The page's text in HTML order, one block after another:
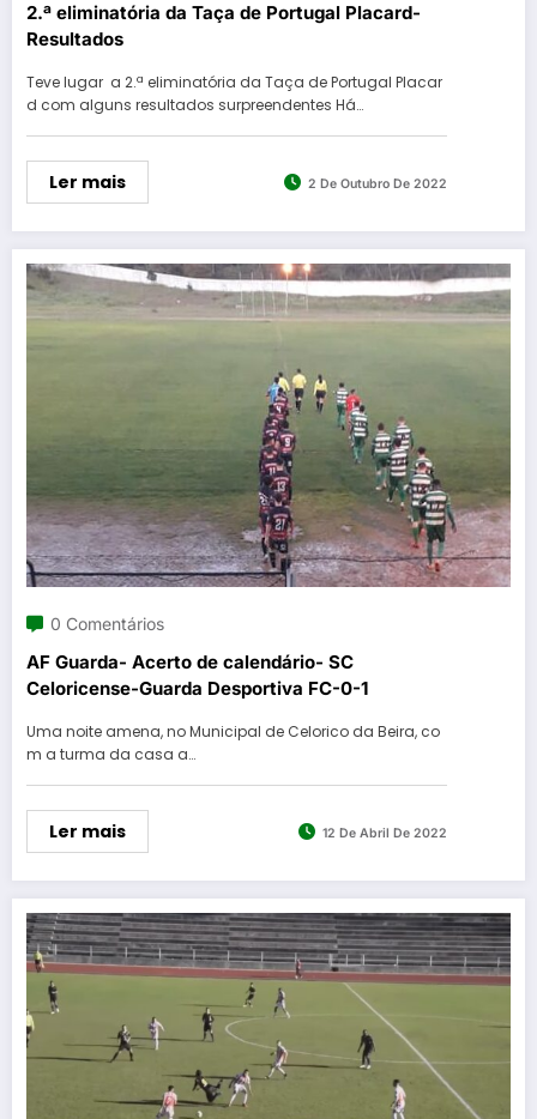
2.ª eliminatória da Taça de Portugal Placard-
Resultados
Teve lugar a 2.ª eliminatória da Taça de Portugal Placar
d com alguns resultados surpreendentes Há…
Ler mais 2 De Outubro De 2022
0 Comentários
AF Guarda- Acerto de calendário- SC
Celoricense-Guarda Desportiva FC-0-1
Uma noite amena, no Municipal de Celorico da Beira, co
m a turma da casa a…
Ler mais 12 De Abril De 2022